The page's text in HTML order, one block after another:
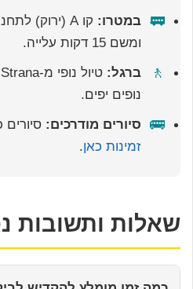
🚃 במטרו:
ומשם 15 דקות עלייה.
🚶 ברגל:
נופים יפים.
🚌 סיורים מודרכים:
זמינות כאן.
שאלות ותשובות